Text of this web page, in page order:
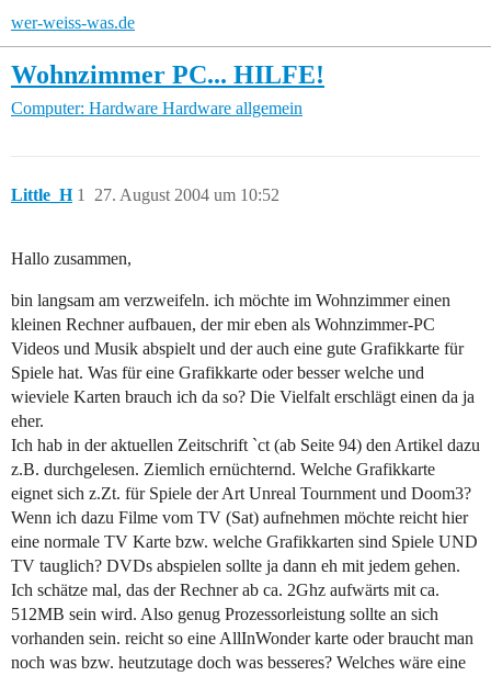
wer-weiss-was.de
Wohnzimmer PC... HILFE!
Computer: Hardware Hardware allgemein
Little_H 27. August 2004 um 10:52
1
Hallo zusammen,
bin langsam am verzweifeln. ich möchte im Wohnzimmer einen
kleinen Rechner aufbauen, der mir eben als Wohnzimmer-PC
Videos und Musik abspielt und der auch eine gute Grafikkarte für
Spiele hat. Was für eine Grafikkarte oder besser welche und
wieviele Karten brauch ich da so? Die Vielfalt erschlägt einen da ja
eher.
Ich hab in der aktuellen Zeitschrift `ct (ab Seite 94) den Artikel dazu
z.B. durchgelesen. Ziemlich ernüchternd. Welche Grafikkarte
eignet sich z.Zt. für Spiele der Art Unreal Tournment und Doom3?
Wenn ich dazu Filme vom TV (Sat) aufnehmen möchte reicht hier
eine normale TV Karte bzw. welche Grafikkarten sind Spiele UND
TV tauglich? DVDs abspielen sollte ja dann eh mit jedem gehen.
Ich schätze mal, das der Rechner ab ca. 2Ghz aufwärts mit ca.
512MB sein wird. Also genug Prozessorleistung sollte an sich
vorhanden sein. reicht so eine AllInWonder karte oder braucht man
noch was bzw. heutzutage doch was besseres? Welches wäre eine